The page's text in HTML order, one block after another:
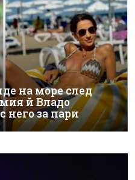
на море след
й Владо
него за пари